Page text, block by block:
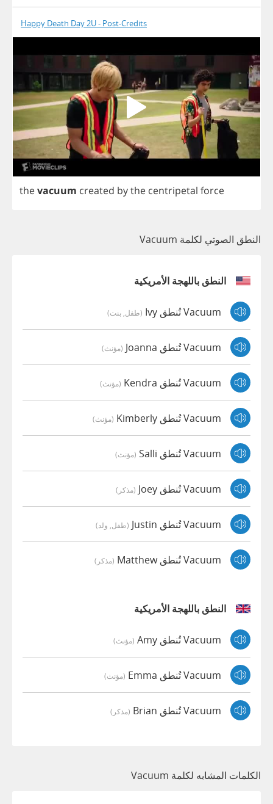
Happy Death Day 2U - Post-Credits
thevacuum created bythe centripetal force
النطق الصوتي لكلمة Vacuum
النطق باللهجة الأمريكية
Vacuum تُنطق Ivy (طفل, بنت)
Vacuum تُنطق Joanna (مؤنث)
Vacuum تُنطق Kendra (مؤنث)
Vacuum تُنطق Kimberly (مؤنث)
Vacuum تُنطق Salli (مؤنث)
Vacuum تُنطق Joey (مذكر)
Vacuum تُنطق Justin (طفل, ولد)
Vacuum تُنطق Matthew (مذكر)
النطق باللهجة الأمريكية
Vacuum تُنطق Amy (مؤنث)
Vacuum تُنطق Emma (مؤنث)
Vacuum تُنطق Brian (مذكر)
الكلمات المشابه لكلمة Vacuum